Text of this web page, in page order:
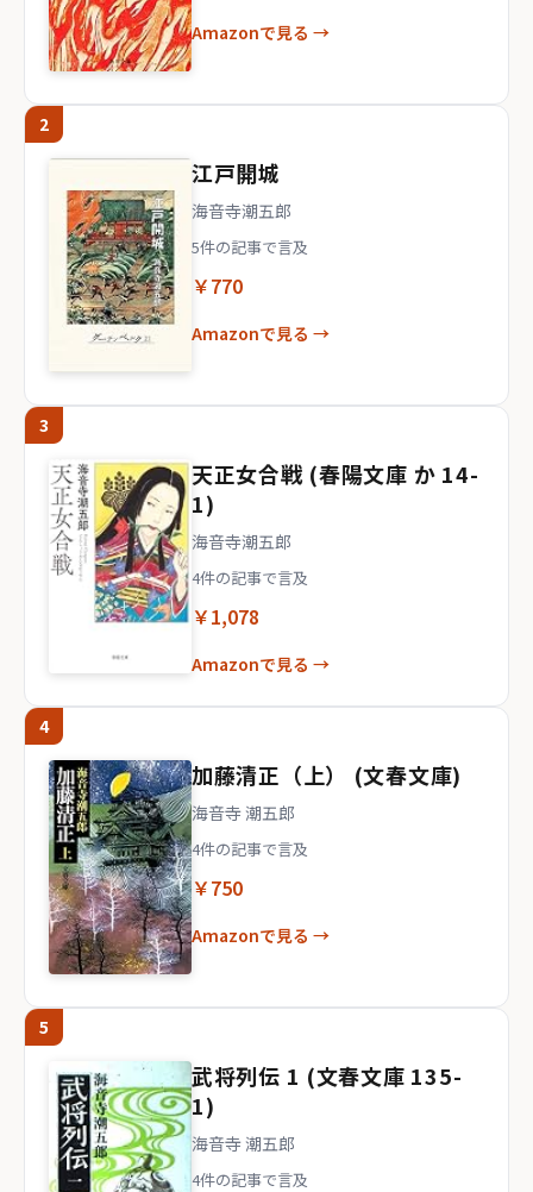
Amazonで見る →
2
江戸開城
海音寺潮五郎
5件の記事で言及
￥770
Amazonで見る →
3
天正女合戦 (春陽文庫 か 14-
1)
海音寺潮五郎
4件の記事で言及
￥1,078
Amazonで見る →
4
加藤清正（上） (文春文庫)
海音寺 潮五郎
4件の記事で言及
￥750
Amazonで見る →
5
武将列伝 1 (文春文庫 135-
1)
海音寺 潮五郎
4件の記事で言及